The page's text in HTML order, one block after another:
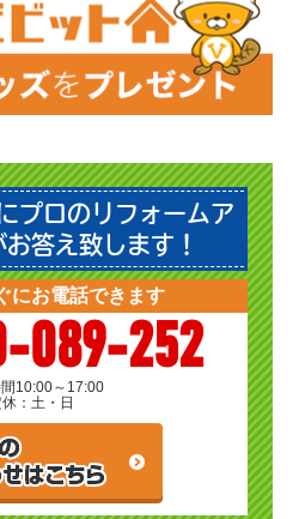
プロのリフォームア
お答え致します！
にお電話できます
089-252
10:00～17:00
休：土・日